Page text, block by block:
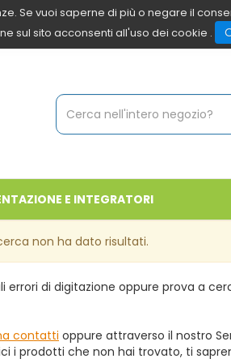
Se vuoi saperne di più o negare il
sul sito acconsenti all'uso dei cookie .
Cerca
Prodotto
E INTEGRATORI
non ha dato risultati.
errori di digitazione oppure prova a
contatti oppure attraverso il nostro
i prodotti che non hai trovato, ti